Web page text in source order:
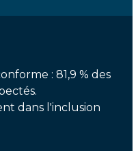
: 81,9 % des
dans l'inclusion